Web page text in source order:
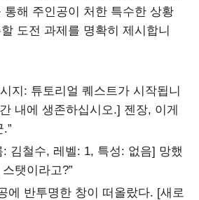
통해 주인공이 처한 특수한 상황
도전 과제를 명확히 제시합니
지: 튜토리얼 퀘스트가 시작됩니
내에 생존하십시오.] 젠장, 이게
: 김철수, 레벨: 1, 특성: 없음] 망했
탯이라고?”
에 반투명한 창이 떠올랐다. [새로